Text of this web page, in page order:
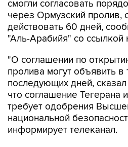
действовать 60 дней,
"Аль-Арабийя" со ссылкой
"О соглашении по
последующих дней, сказал
что соглашение Тегерана
требует одобрения
национальной
информирует телеканал.
"Источник продолжил, что